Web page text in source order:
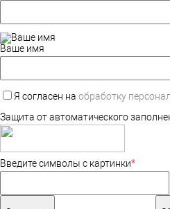
Ваше имя
Я согласен на обработку
Защита от автоматического
Введите символы с картинки*